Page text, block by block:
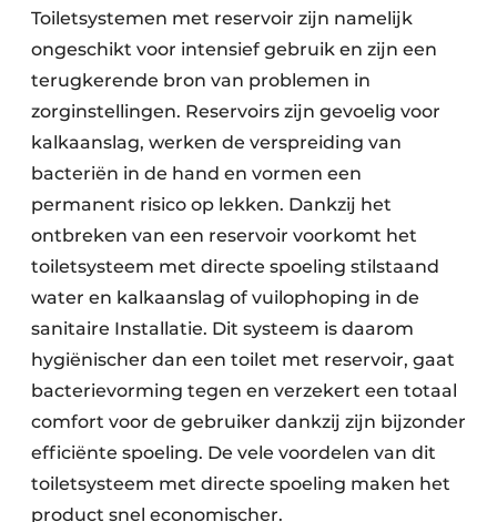
Toiletsystemen met reservoir zijn namelijk
ongeschikt voor intensief gebruik en zijn een
terugkerende bron van problemen in
zorginstellingen. Reservoirs zijn gevoelig voor
kalkaanslag, werken de verspreiding van
bacteriën in de hand en vormen een
permanent risico op lekken. Dankzij het
ontbreken van een reservoir voorkomt het
toiletsysteem met directe spoeling stilstaand
water en kalkaanslag of vuilophoping in de
sanitaire Installatie. Dit systeem is daarom
hygiënischer dan een toilet met reservoir, gaat
bacterievorming tegen en verzekert een totaal
comfort voor de gebruiker dankzij zijn bijzonder
efficiënte spoeling. De vele voordelen van dit
toiletsysteem met directe spoeling maken het
product snel economischer.